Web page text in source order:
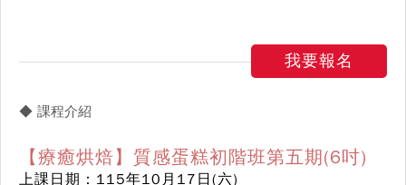
我要報名
◆ 課程介紹
【療癒烘焙】質感蛋糕初階班第五期(6吋)
上課日期：115年10月17日(六)